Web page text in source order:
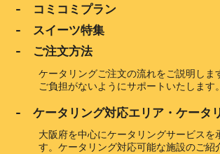
- コミコミプラン
- スイーツ特集
- ご注文方法
ケータリングご注文の流れをご説明しま
ご負担がないようにサポートいたします。
- ケータリング対応エリア・ケータ
大阪府を中心にケータリングサービスを
す。ケータリング対応可能な施設のご紹